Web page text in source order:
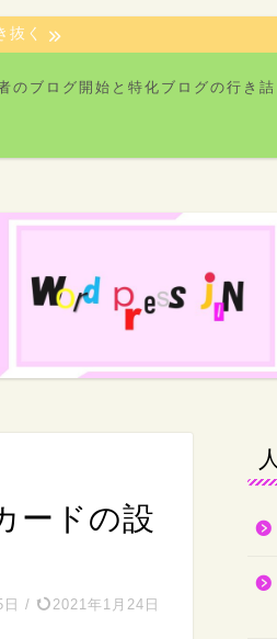
抜く
のブログ開始と特化ブログの行き詰
ードの設
/ 2021年1月24日